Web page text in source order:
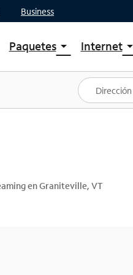
Business
Paquetesarrow_drop_down
Ver paquetes
Spectrum One
Mejores ofertas
Internetarrow_drop_down
Planes
en Graniteville, VT